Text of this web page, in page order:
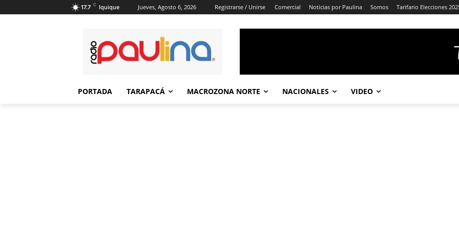
17.7 C Iquique Jueves, Agosto 6, 2026 Registrarse / Unirse Comercial Noticias por Paulina Somos Tarifario Elecciones
PORTADA TARAPACÁ MACROZONA NORTE NACIONALES VIDEO